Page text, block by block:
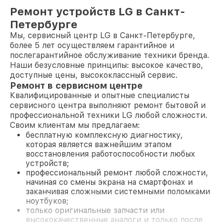
Ремонт устройств LG в Санкт-
Петербурге
Мы, сервисный центр LG в Санкт-Петербурге,
более 5 лет осуществляем гарантийное и
послегарантийное обслуживание техники бренда.
Наши безусловные принципы: высокое качество,
доступные цены, высококлассный сервис.
Ремонт в сервисном центре
Квалифицированные и опытные специалисты
сервисного центра выполняют ремонт бытовой и
профессиональной техники LG любой сложности.
Своим клиентам мы предлагаем:
бесплатную комплексную диагностику,
которая является важнейшим этапом
восстановления работоспособности любых
устройств;
профессиональный ремонт любой сложности,
начиная со смены экрана на смартфонах и
заканчивая сложными системными поломками
ноутбуков;
только оригинальные запчасти или
высококачественные аналоги и только после